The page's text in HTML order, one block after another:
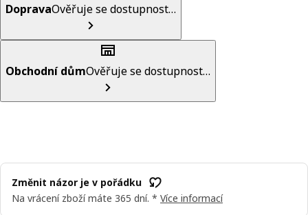
DopravaOvěřuje se dostupnost…
Obchodní důmOvěřuje se dostupnost…
Změnit názor je v pořádku
Na vrácení zboží máte 365 dní. * Více informací